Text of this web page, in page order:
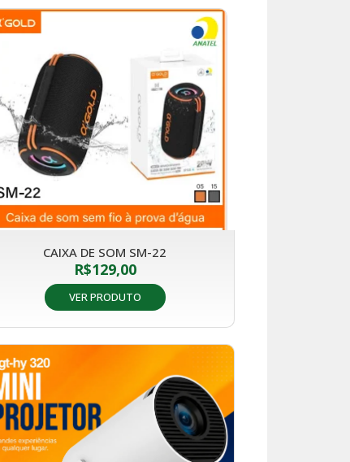
CAIXA DE SOM SM-22
R$129,00
VER PRODUTO